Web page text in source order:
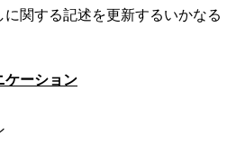
関する記述を更新するいかなる
ケーション